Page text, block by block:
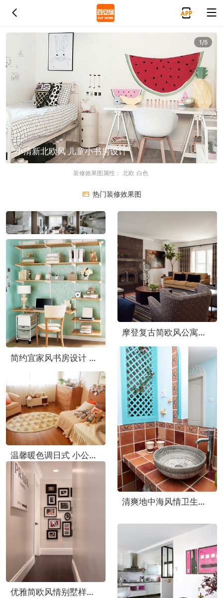
小清新北欧风 儿童小书房设计
1/5
装修效果图属性：北欧 白色
热门装修效果图
欧式主流风格设计的客厅和卧室
摩登复古简欧风公寓装饰效果图
简约宜家风书房设计 实用收纳书架图片
清爽地中海风情卫生间背景墙效果图
温馨暖色调日式 小公寓实景图欣赏
优雅简欧风情别墅样板房欣赏